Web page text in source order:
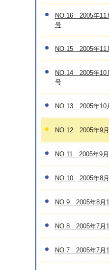
NO.16 2005年11
号
NO.15 2005年11
NO.14 2005年10
号
NO.13 2005年10
NO.12 2005年9
NO.11 2005年9
NO.10 2005年8
NO.9 2005年8月
NO.8 2005年7月
NO.7 2005年7月